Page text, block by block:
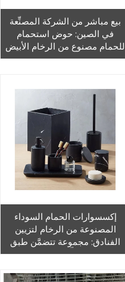
بيع مباشر من الشركة المصنِّعة
في الصين: حوض استحمام
للحمام مصنوع من الرخام الأبيض
الطبيعي.
إكسسوارات الحمام السوداء
المصنوعة من الرخام لتزيين
الفنادق: مجموعة تتضمَّن طبق
صابون، ومنظِّف سائل، وكوب